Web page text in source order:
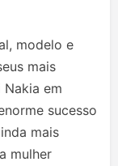
modelo e
mais
em
sucesso
mais
mulher